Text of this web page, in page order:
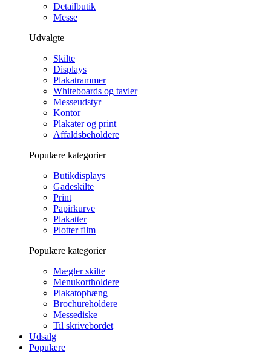
Detailbutik
Messe
Udvalgte
Skilte
Displays
Plakatrammer
Whiteboards og tavler
Messeudstyr
Kontor
Plakater og print
Affaldsbeholdere
Populære kategorier
Butikdisplays
Gadeskilte
Print
Papirkurve
Plakatter
Plotter film
Populære kategorier
Mægler skilte
Menukortholdere
Plakatophæng
Brochureholdere
Messediske
Til skrivebordet
Udsalg
Populære